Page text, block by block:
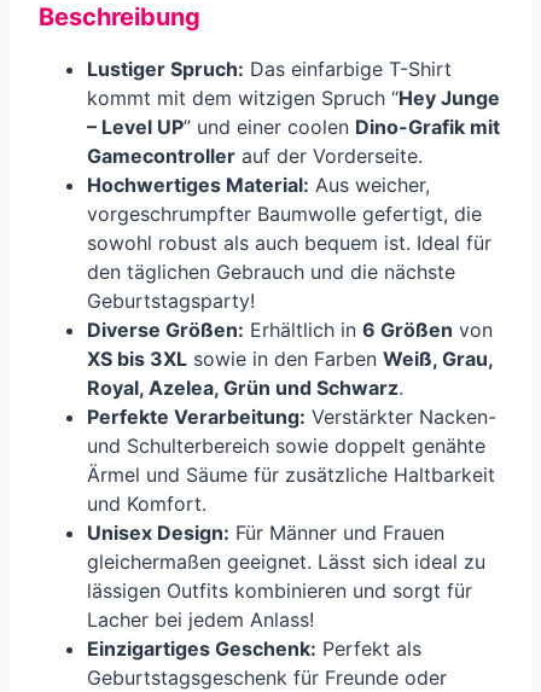
Beschreibung
Lustiger Spruch: Das einfarbige T-Shirt
kommt mit dem witzigen Spruch “Hey Junge
– Level UP” und einer coolen Dino-Grafik mit
Gamecontroller auf der Vorderseite.
Hochwertiges Material: Aus weicher,
vorgeschrumpfter Baumwolle gefertigt, die
sowohl robust als auch bequem ist. Ideal für
den täglichen Gebrauch und die nächste
Geburtstagsparty!
Diverse Größen: Erhältlich in 6 Größen von
XS bis 3XL sowie in den Farben Weiß, Grau,
Royal, Azelea, Grün und Schwarz.
Perfekte Verarbeitung: Verstärkter Nacken-
und Schulterbereich sowie doppelt genähte
Ärmel und Säume für zusätzliche Haltbarkeit
und Komfort.
Unisex Design: Für Männer und Frauen
gleichermaßen geeignet. Lässt sich ideal zu
lässigen Outfits kombinieren und sorgt für
Lacher bei jedem Anlass!
Einzigartiges Geschenk: Perfekt als
Geburtstagsgeschenk für Freunde oder